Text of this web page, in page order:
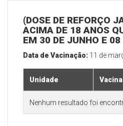
(DOSE DE REFORÇO
ACIMA DE 18 ANOS
EM 30 DE JUNHO E
Data de Vacinação: 11 de
Unidade Vacina
Nenhum resultado foi